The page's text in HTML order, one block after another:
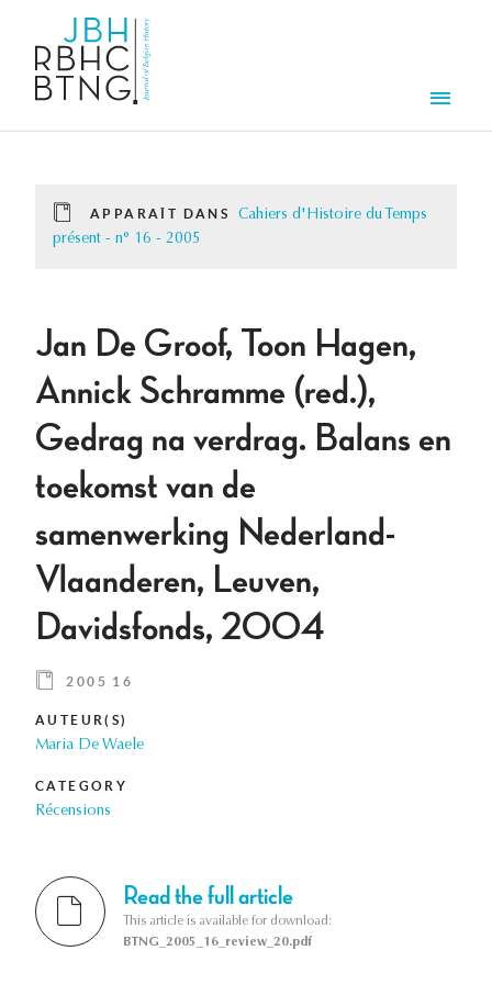
APPARAÎT DANS
Cahiers d'Histoire du Temps
présent - n° 16 - 2005
Jan De Groof, Toon Hagen,
Annick Schramme (red.),
Gedrag na verdrag. Balans en
toekomst van de
samenwerking Nederland-
Vlaanderen, Leuven,
Davidsfonds, 2004
2005 16
AUTEUR(S)
Maria De Waele
CATEGORY
Récensions
Read the full article
This article is available for download:
BTNG_2005_16_review_20.pdf